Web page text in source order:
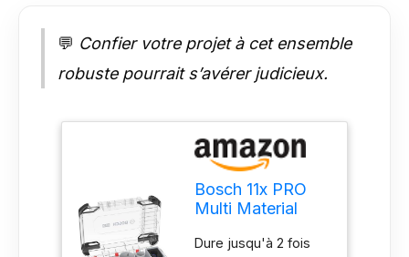
💬 Confier votre projet à cet ensemble
robuste pourrait s’avérer judicieux.
Bosch 11x PRO
Multi Material
Plus Hole Saw
Dure jusqu'à 2 fois